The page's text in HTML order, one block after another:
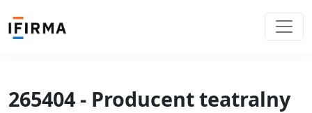
265404 - Producent teatralny